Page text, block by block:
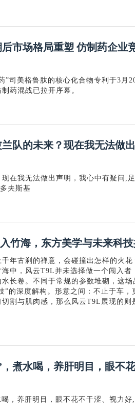
市场格局重塑 仿制药企业
”司美格鲁肽的核心化合物专利于3月
药混战已拉开序幕。
队的未来？现在我无法做
在我无法做出声明，我心中有疑问,
夫斯基
竹海，东方美学与未来科
年古刹的禅意，会碰撞出怎样的火
中，风云T9L并未选择做一个闯入者
长卷。不同于常规的参数堆砌，这场
”的深度解构。形意之间：不止于车，
割与肌肉感，那么风云T9L展现的则
煮水喝，养肝明目，眼不
，养肝明目，眼不花不干涩、视力